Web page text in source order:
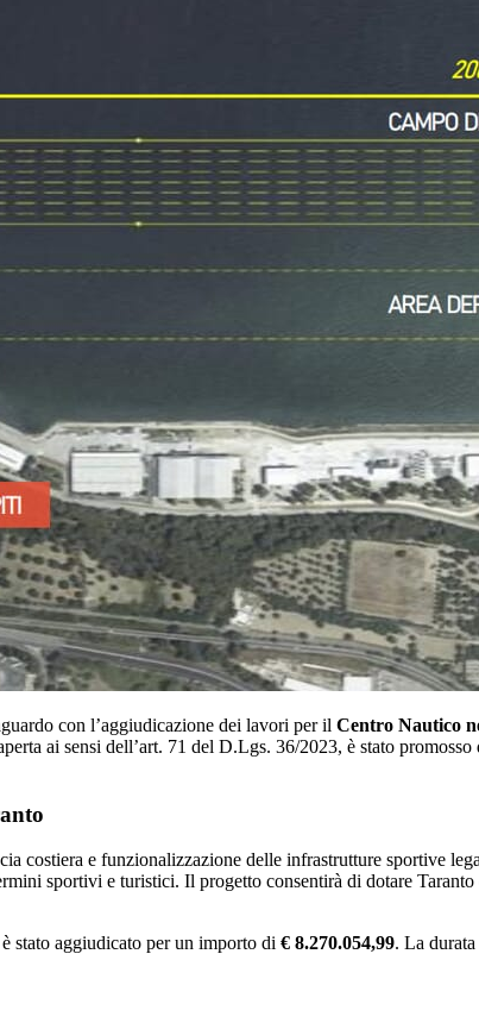
con l’aggiudicazione dei lavori per il Centro Nautico
ai sensi dell’art. 71 del D.Lgs. 36/2023, è stato promosso
costiera e funzionalizzazione delle infrastrutture sportive
sportivi e turistici. Il progetto consentirà di dotare
stato aggiudicato per un importo di € 8.270.054,99. La